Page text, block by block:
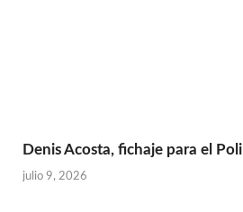
Denis Acosta, fichaje para el Poli
julio 9, 2026